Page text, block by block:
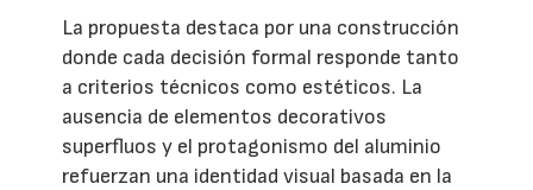
La propuesta destaca por una construcción
donde cada decisión formal responde tanto
a criterios técnicos como estéticos. La
ausencia de elementos decorativos
superfluos y el protagonismo del aluminio
refuerzan una identidad visual basada en la